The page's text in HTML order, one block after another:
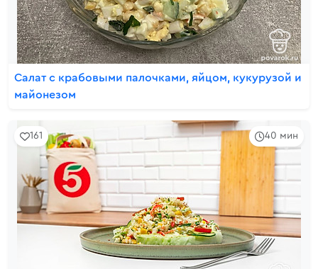
Салат с крабовыми палочками, яйцом, кукурузой и
майонезом
40 мин
161